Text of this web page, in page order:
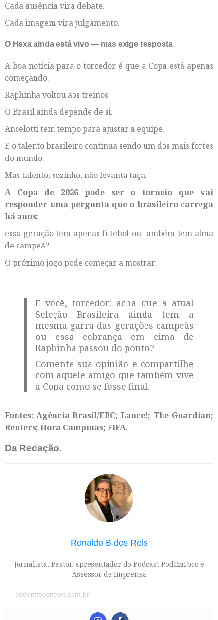
Cada ausência vira debate.
Cada imagem vira julgamento.
O Hexa ainda está vivo — mas exige resposta
A boa notícia para o torcedor é que a Copa está apenas
começando.
Raphinha voltou aos treinos.
O Brasil ainda depende de si.
Ancelotti tem tempo para ajustar a equipe.
E o talento brasileiro continua sendo um dos mais fortes
do mundo.
Mas talento, sozinho, não levanta taça.
A Copa de 2026 pode ser o torneio que vai
responder uma pergunta que o brasileiro carrega
há anos:
essa geração tem apenas futebol ou também tem alma
de campeã?
O próximo jogo pode começar a mostrar.
E você, torcedor: acha que a atual
Seleção Brasileira ainda tem a
mesma garra das gerações campeãs
ou essa cobrança em cima de
Raphinha passou do ponto?
Comente sua opinião e compartilhe
com aquele amigo que também vive
a Copa como se fosse final.
Fontes: Agência Brasil/EBC; Lance!; The Guardian;
Reuters; Hora Campinas; FIFA.
Da Redação.
Ronaldo B dos Reis
Jornalista, Pastor, apresentador do Podcast PodEmFoco e
Assessor de Imprensa
podemfoconews.com.br